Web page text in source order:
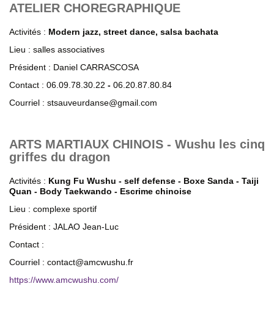
ATELIER CHOREGRAPHIQUE
Activités : Modern jazz, street dance, salsa bachata
Lieu : salles associatives
Président : Daniel CARRASCOSA
Contact : 06.09.78.30.22 - 06.20.87.80.84
Courriel : stsauveurdanse@gmail.com
ARTS MARTIAUX CHINOIS - Wushu les cinq
griffes du dragon
Activités : Kung Fu Wushu - self defense - Boxe Sanda - Taiji
Quan - Body Taekwando - Escrime chinoise
Lieu : complexe sportif
Président : JALAO Jean-Luc
Contact :
Courriel : contact@amcwushu.fr
https://www.amcwushu.com/